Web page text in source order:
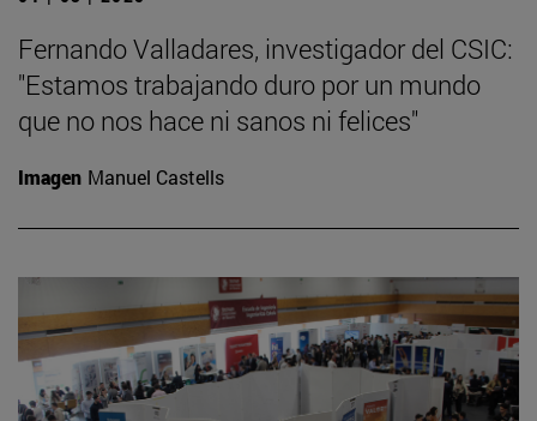
Fernando Valladares, investigador del CSIC:
"Estamos trabajando duro por un mundo
que no nos hace ni sanos ni felices"
Imagen Manuel Castells